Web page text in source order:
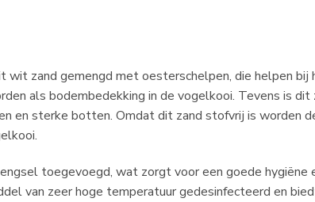
zand gemengd met oesterschelpen, die helpen bij
als bodembedekking in de vogelkooi. Tevens is dit
en sterke botten. Omdat dit zand stofvrij is worden
toegevoegd, wat zorgt voor een goede hygiëne
van zeer hoge temperatuur gedesinfecteerd en